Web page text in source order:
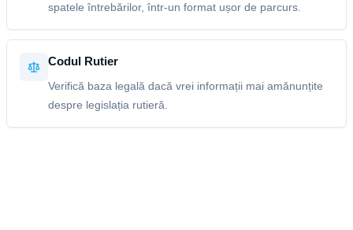
spatele întrebărilor, într-un format ușor de parcurs.
Codul Rutier
Verifică baza legală dacă vrei informații mai amănunțite
despre legislația rutieră.